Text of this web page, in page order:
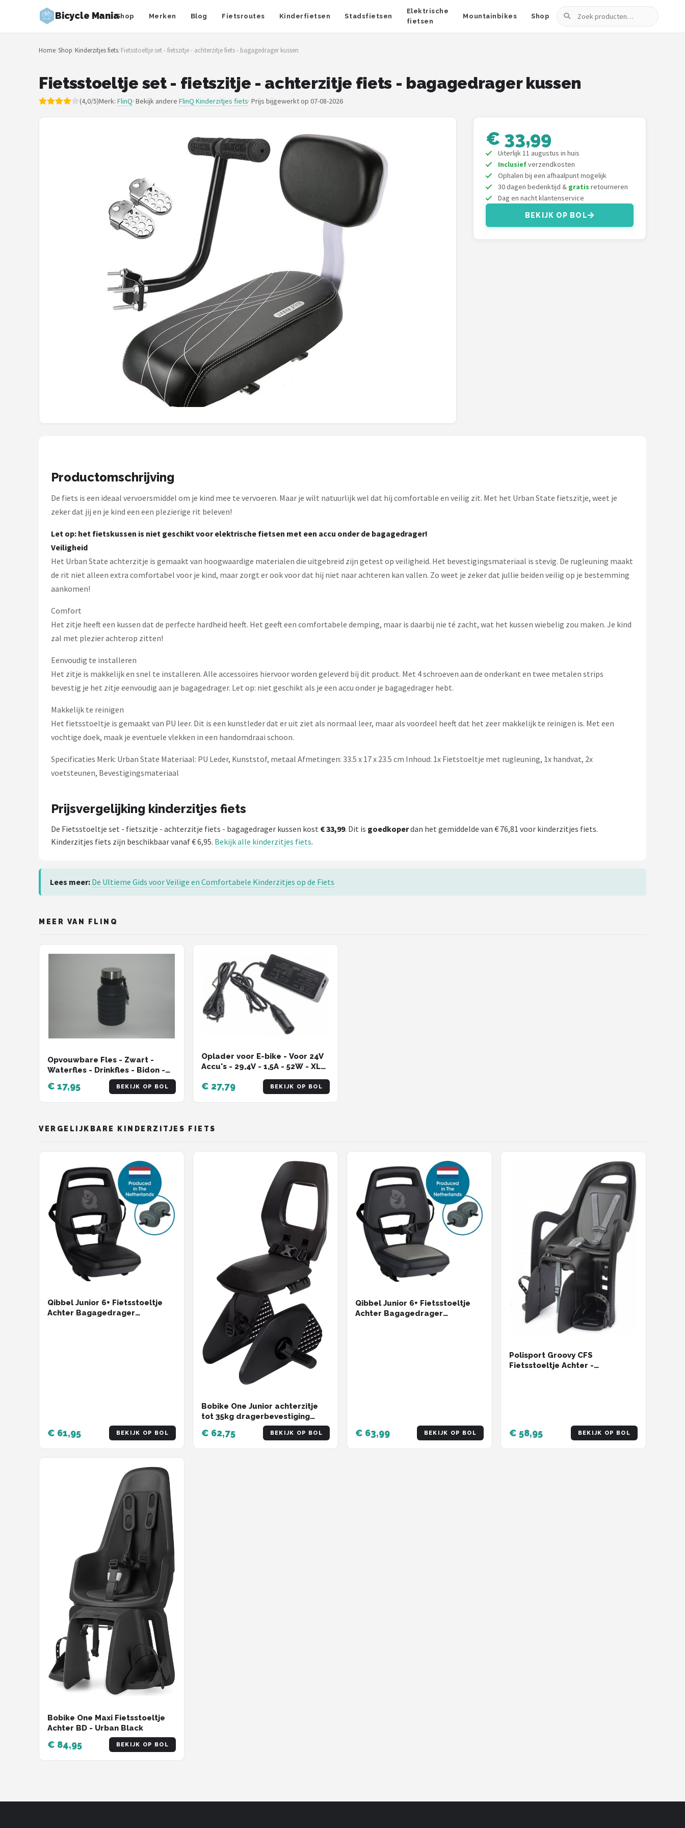
Bicycle ManiaShop Merken Blog Fietsroutes Kinderfietsen Stadsfietsen
Elektrische
fietsen
Mountainbikes Shop
Zoeken
Zoeken
NAVIGATIE
Merken
Shimano
Alle merken →
Home/Shop/Kinderzitjes fiets/Fietsstoeltje set - fietszitje - achterzitje fiets - bagagedrager kussen
Fietsstoeltje set - fietszitje - achterzitje fiets - bagagedrager kussen
(4,0/5)Merk: FlinQ· Bekijk andere FlinQ Kinderzitjes fiets· Prijs bijgewerkt op 07-08-2026
€ 33,99
Uiterlijk 11 augustus in huis
Inclusiefverzendkosten
Ophalen bij een afhaalpunt mogelijk
30 dagen bedenktijd & gratis retourneren
Dag en nacht klantenservice
BEKIJK OP BOL
Productomschrijving
De fiets is een ideaal vervoersmiddel om je kind mee te vervoeren. Maar je wilt natuurlijk wel dat hij comfortable en veilig zit. Met het Urban State fietszitje, weet je
zeker dat jij en je kind een een plezierige rit beleven!
Let op: het fietskussen is niet geschikt voor elektrische fietsen met een accu onder de bagagedrager!
Veiligheid
Het Urban State achterzitje is gemaakt van hoogwaardige materialen die uitgebreid zijn getest op veiligheid. Het bevestigingsmateriaal is stevig. De rugleuning maakt
de rit niet alleen extra comfortabel voor je kind, maar zorgt er ook voor dat hij niet naar achteren kan vallen. Zo weet je zeker dat jullie beiden veilig op je bestemming
aankomen!
Comfort
Het zitje heeft een kussen dat de perfecte hardheid heeft. Het geeft een comfortabele demping, maar is daarbij nie té zacht, wat het kussen wiebelig zou maken. Je kind
zal met plezier achterop zitten!
Eenvoudig te installeren
Het zitje is makkelijk en snel te installeren. Alle accessoires hiervoor worden geleverd bij dit product. Met 4 schroeven aan de onderkant en twee metalen strips
bevestig je het zitje eenvoudig aan je bagagedrager. Let op: niet geschikt als je een accu onder je bagagedrager hebt.
Makkelijk te reinigen
Het fietsstoeltje is gemaakt van PU leer. Dit is een kunstleder dat er uit ziet als normaal leer, maar als voordeel heeft dat het zeer makkelijk te reinigen is. Met een
vochtige doek, maak je eventuele vlekken in een handomdraai schoon.
Specificaties Merk: Urban State Materiaal: PU Leder, Kunststof, metaal Afmetingen: 33.5 x 17 x 23.5 cm Inhoud: 1x Fietstoeltje met rugleuning, 1x handvat, 2x
voetsteunen, Bevestigingsmateriaal
Prijsvergelijking kinderzitjes fiets
De Fietsstoeltje set - fietszitje - achterzitje fiets - bagagedrager kussen kost € 33,99. Dit is goedkoperdan het gemiddelde van € 76,81 voor kinderzitjes fiets.
Kinderzitjes fiets zijn beschikbaar vanaf € 6,95. Bekijk alle kinderzitjes fiets.
Lees meer: De Ultieme Gids voor Veilige en Comfortabele Kinderzitjes op de Fiets
MEER VAN FLINQ
Opvouwbare Fles - Zwart -
Waterfles - Drinkfles - Bidon -
Sport fles - Wandel fles -
€ 17,95 BEKIJK OP BOL
Oplader voor E-bike - Voor 24V
Accu's - 29,4V - 1,5A - 52W - XLR
€ 27,79 BEKIJK OP BOL
VERGELIJKBARE KINDERZITJES FIETS
Qibbel Junior 6+ Fietsstoeltje
Achter Bagagedrager
€ 61,95 BEKIJK OP BOL
Bobike One Junior achterzitje
tot 35kg dragerbevestiging
€ 62,75 BEKIJK OP BOL
Qibbel Junior 6+ Fietsstoeltje
Achter Bagagedrager
€ 63,99 BEKIJK OP BOL
Polisport Groovy CFS
Fietsstoeltje Achter -
€ 58,95 BEKIJK OP BOL
Bobike One Maxi Fietsstoeltje
Achter BD - Urban Black
€ 84,95 BEKIJK OP BOL